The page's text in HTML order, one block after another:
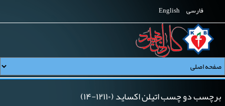
فارسی English
دو چسب اتیلن اکساید (۱۲۱۱۰-۱۴)